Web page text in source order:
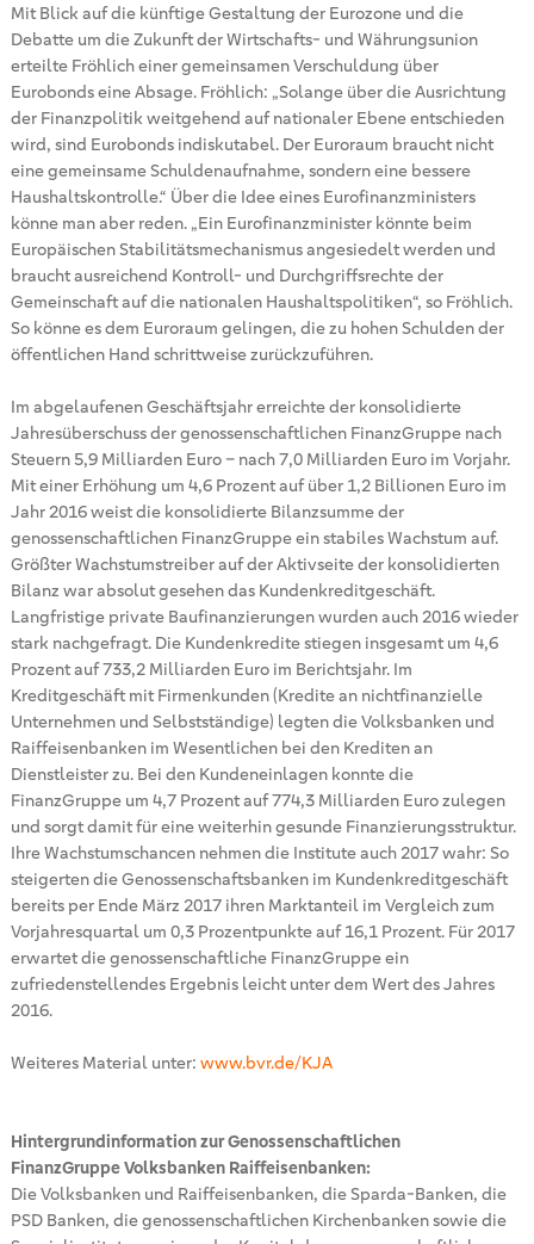
Mit Blick auf die künftige Gestaltung der Eurozone und die
Debatte um die Zukunft der Wirtschafts- und Währungsunion
erteilte Fröhlich einer gemeinsamen Verschuldung über
Eurobonds eine Absage. Fröhlich: „Solange über die Ausrichtung
der Finanzpolitik weitgehend auf nationaler Ebene entschieden
wird, sind Eurobonds indiskutabel. Der Euroraum braucht nicht
eine gemeinsame Schuldenaufnahme, sondern eine bessere
Haushaltskontrolle.“ Über die Idee eines Eurofinanzministers
könne man aber reden. „Ein Eurofinanzminister könnte beim
Europäischen Stabilitätsmechanismus angesiedelt werden und
braucht ausreichend Kontroll- und Durchgriffsrechte der
Gemeinschaft auf die nationalen Haushaltspolitiken“, so Fröhlich.
So könne es dem Euroraum gelingen, die zu hohen Schulden der
öffentlichen Hand schrittweise zurückzuführen.
Im abgelaufenen Geschäftsjahr erreichte der konsolidierte
Jahresüberschuss der genossenschaftlichen FinanzGruppe nach
Steuern 5,9 Milliarden Euro – nach 7,0 Milliarden Euro im Vorjahr.
Mit einer Erhöhung um 4,6 Prozent auf über 1,2 Billionen Euro im
Jahr 2016 weist die konsolidierte Bilanzsumme der
genossenschaftlichen FinanzGruppe ein stabiles Wachstum auf.
Größter Wachstumstreiber auf der Aktivseite der konsolidierten
Bilanz war absolut gesehen das Kundenkreditgeschäft.
Langfristige private Baufinanzierungen wurden auch 2016 wieder
stark nachgefragt. Die Kundenkredite stiegen insgesamt um 4,6
Prozent auf 733,2 Milliarden Euro im Berichtsjahr. Im
Kreditgeschäft mit Firmenkunden (Kredite an nichtfinanzielle
Unternehmen und Selbstständige) legten die Volksbanken und
Raiffeisenbanken im Wesentlichen bei den Krediten an
Dienstleister zu. Bei den Kundeneinlagen konnte die
FinanzGruppe um 4,7 Prozent auf 774,3 Milliarden Euro zulegen
und sorgt damit für eine weiterhin gesunde Finanzierungsstruktur.
Ihre Wachstumschancen nehmen die Institute auch 2017 wahr: So
steigerten die Genossenschaftsbanken im Kundenkreditgeschäft
bereits per Ende März 2017 ihren Marktanteil im Vergleich zum
Vorjahresquartal um 0,3 Prozentpunkte auf 16,1 Prozent. Für 2017
erwartet die genossenschaftliche FinanzGruppe ein
zufriedenstellendes Ergebnis leicht unter dem Wert des Jahres
2016.
Weiteres Material unter: www.bvr.de/KJA
Hintergrundinformation zur Genossenschaftlichen
FinanzGruppe Volksbanken Raiffeisenbanken:
Die Volksbanken und Raiffeisenbanken, die Sparda-Banken, die
PSD Banken, die genossenschaftlichen Kirchenbanken sowie die